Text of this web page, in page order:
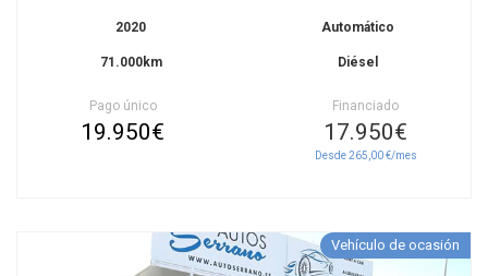
2020
71.000km
Automático
Diésel
Pago único
19.950€
Financiado
17.950€
Desde 265,00 €/mes
Vehículo de ocasión